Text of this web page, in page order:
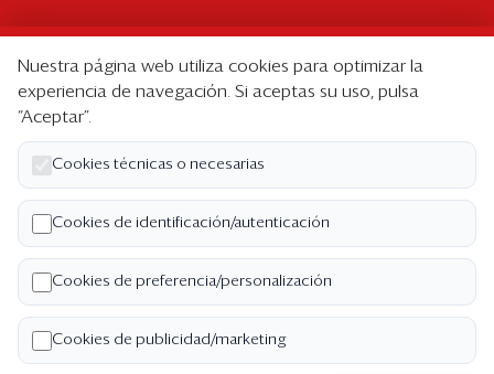
Suscripción individual
Paquetes corporativos
Edición Impresa
Nosotros
Quiénes somos
Código de ética
Términos y Condiciones
Nuestra página web utiliza cookies para optimizar la
experiencia de navegación. Si aceptas su uso, pulsa
“Aceptar”.
Cookies técnicas o necesarias
Cookies de identificación/autenticación
Cookies de preferencia/personalización
Cookies de publicidad/marketing